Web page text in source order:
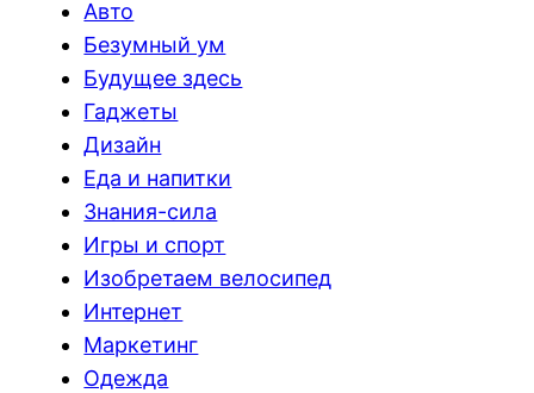
Авто
Безумный ум
Будущее здесь
Гаджеты
Дизайн
Еда и напитки
Знания-сила
Игры и спорт
Изобретаем велосипед
Интернет
Маркетинг
Одежда